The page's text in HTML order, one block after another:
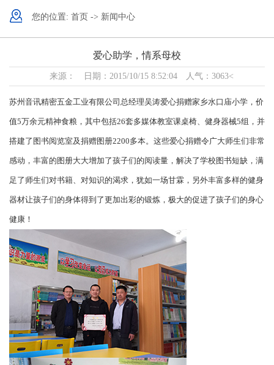
您的位置: 首页 -> 新闻中心
爱心助学，情系母校
来源： 日期：2015/10/15 8:52:04 人气：3063<
苏州音讯精密五金工业有限公司总经理吴涛爱心捐赠家乡水口庙小学，价
值5万余元精神食粮，其中包括26套多媒体教室课桌椅、健身器械5组，并
搭建了图书阅览室及捐赠图册2200多本。这些爱心捐赠令广大师生们非常
感动，丰富的图册大大增加了孩子们的阅读量，解决了学校图书短缺，满
足了师生们对书籍、对知识的渴求，犹如一场甘霖，另外丰富多样的健身
器材让孩子们的身体得到了更加出彩的锻炼，极大的促进了孩子们的身心
健康！